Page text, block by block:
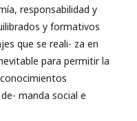
responsabilidad y
y formativos
que se reali- za en
para permitir la
manda social e